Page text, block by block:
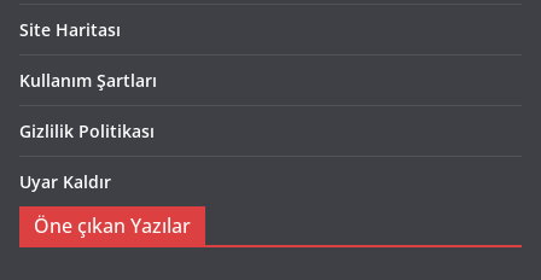
Site Haritası
Kullanım Şartları
Gizlilik Politikası
Uyar Kaldır
Öne çıkan Yazılar